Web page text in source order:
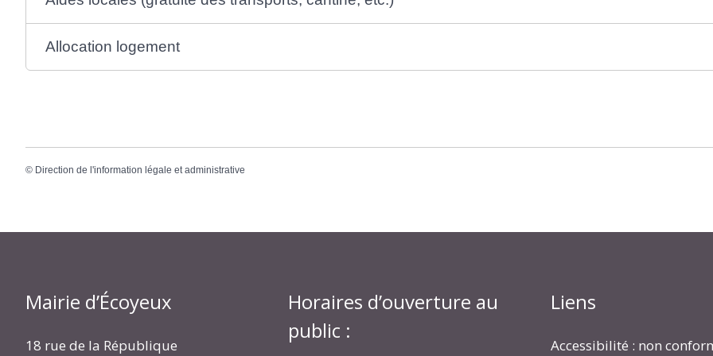
Allocation logement
© Direction de l'information légale et administrative
Mairie d’Écoyeux
18 rue de la République
Horaires d’ouverture au
public :
Liens
Accessibilité : non